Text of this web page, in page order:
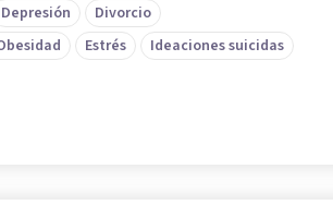
Depresión
Divorcio
Estrés Ideaciones suicidas